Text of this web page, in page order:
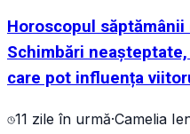
Horoscopul
Schimbări
care pot influența
11 zile în urmă·Camelia